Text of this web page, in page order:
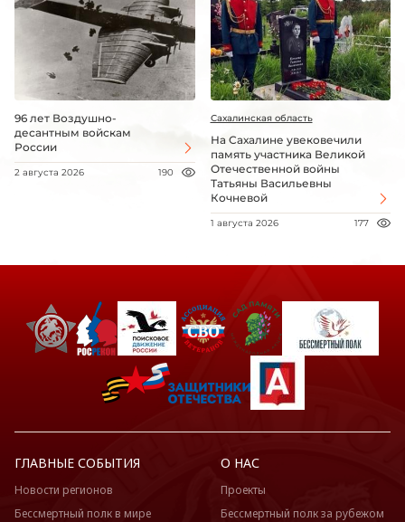
96 лет Воздушно-
десантным войскам
России
2 августа 2026 190
Сахалинская область
На Сахалине увековечили
память участника Великой
Отечественной войны
Татьяны Васильевны
Кочневой
1 августа 2026 177
ГЛАВНЫЕ СОБЫТИЯ
Новости регионов
Бессмертный полк в мире
О НАС
Проекты
Бессмертный полк за рубежом